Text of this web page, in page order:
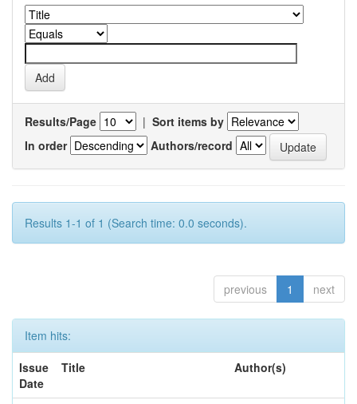
Results/Page | Sort items by
In order
Authors/record
Results 1-1 of 1 (Search time: 0.0 seconds).
previous 1 next
Item hits:
Issue
Date
Title Author(s)